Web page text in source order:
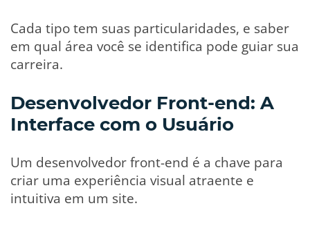
Cada tipo tem suas particularidades, e saber
em qual área você se identifica pode guiar sua
carreira.
Desenvolvedor Front-end: A
Interface com o Usuário
Um desenvolvedor front-end é a chave para
criar uma experiência visual atraente e
intuitiva em um site.